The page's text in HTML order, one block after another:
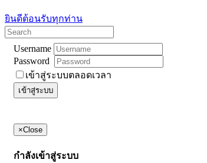
ยินดีต้อนรับทุกท่าน
Username
Password
เข้าสู่ระบบตลอดเวลา
เข้าสู่ระบบ
×Close
กำลังเข้าสู่ระบบ